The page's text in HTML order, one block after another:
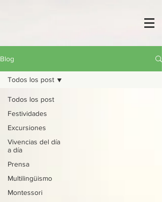
Blog
Todos los post
Festividades
Excursiones
Vivencias del día
a día
Prensa
Multilingüismo
Montessori
Todos los post